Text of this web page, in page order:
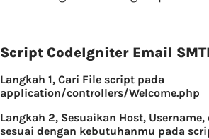
Script CodeIgniter Email
Langkah 1, Cari File script pada
application/controllers/Welcome.php
Langkah 2, Sesuaikan Host,
sesuai dengan kebutuhanmu pada